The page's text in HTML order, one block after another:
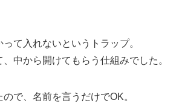
て入れないというトラップ。
中から開けてもらう仕組みでした。
で、名前を言うだけでOK。